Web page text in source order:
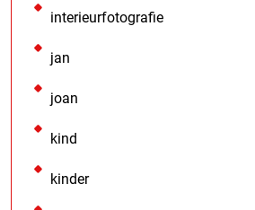
interieurfotografie
jan
joan
kind
kinder